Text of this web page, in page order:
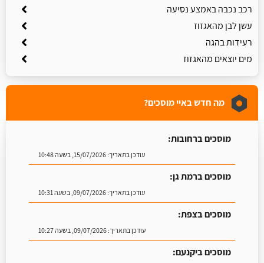
רכב נכבה באמצע נסיעה
עשן לבן מהאגזוז
רעידות בהגה
מים יוצאים מהאגזוז
מה חדש באיי מוסכים?
מוסכים ברחובות:
עודכן בתאריך:15/07/2026, בשעה 10:48
מוסכים ברמת גן:
עודכן בתאריך:09/07/2026, בשעה 10:31
מוסכים בצפת:
עודכן בתאריך:09/07/2026, בשעה 10:27
מוסכים ביקנעם: